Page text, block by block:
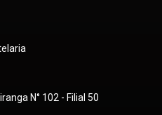
N° 102 - Filial 50